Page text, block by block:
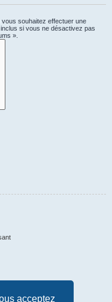
acceptez
souhaitez effectuer une
si vous ne désactivez pas
».